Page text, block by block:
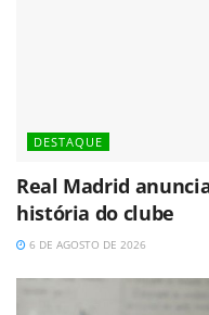
DESTAQUE
Real Madrid
história do clube
6 DE AGOSTO DE 2026